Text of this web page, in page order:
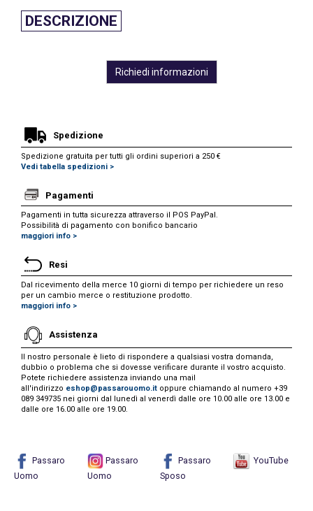
DESCRIZIONE
Richiedi informazioni
Spedizione
Spedizione gratuita per tutti gli ordini superiori a 250 €
Vedi tabella spedizioni >
Pagamenti
Pagamenti in tutta sicurezza attraverso il POS PayPal.
Possibilità di pagamento con bonifico bancario
maggiori info >
Resi
Dal ricevimento della merce 10 giorni di tempo per richiedere un reso
per un cambio merce o restituzione prodotto.
maggiori info >
Assistenza
Il nostro personale è lieto di rispondere a qualsiasi vostra domanda,
dubbio o problema che si dovesse verificare durante il vostro acquisto.
Potete richiedere assistenza inviando una mail
all'indirizzo eshop@passarouomo.it oppure chiamando al numero +39
089 349735 nei giorni dal lunedì al venerdì dalle ore 10.00 alle ore 13.00 e
dalle ore 16.00 alle ore 19.00.
Passaro
Uomo
Passaro
Uomo
Passaro
Sposo
YouTube